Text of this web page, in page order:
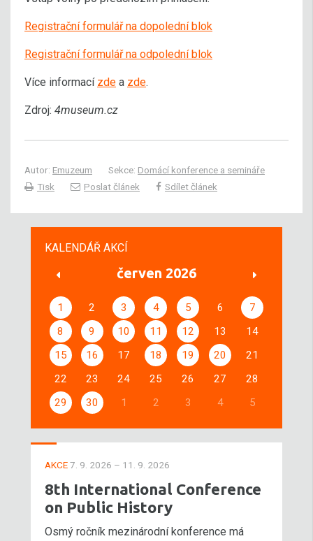
Registrační formulář na dopolední blok
Registrační formulář na odpolední blok
Více informací zde a zde.
Zdroj: 4museum.cz
Autor: Emuzeum Sekce: Domácí konference a semináře
Tisk
Poslat článek Sdílet článek
KALENDÁŘ AKCÍ
červen 2026
1 2 3 4 5 6
7
8
9 10 11 12 13
14
15
16 17 18 19 20
21
22
23 24 25 26 27
28
29
30 1 2 3 4 5
AKCE7. 9. 2026 – 11. 9. 2026
8th International Conference
on Public History
Osmý ročník mezinárodní konference má